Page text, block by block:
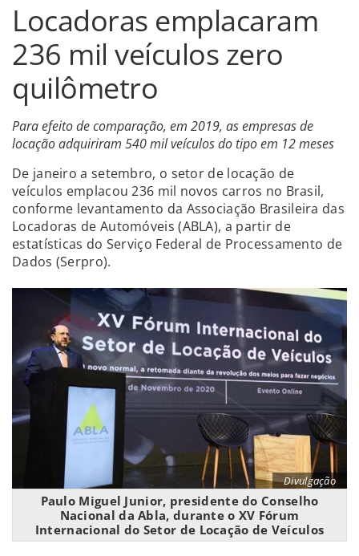
Locadoras emplacaram
236 mil veículos zero
quilômetro
Para efeito de comparação, em 2019, as empresas de
locação adquiriram 540 mil veículos do tipo em 12 meses
De janeiro a setembro, o setor de locação de
veículos emplacou 236 mil novos carros no Brasil,
conforme levantamento da Associação Brasileira das
Locadoras de Automóveis (ABLA), a partir de
estatísticas do Serviço Federal de Processamento de
Dados (Serpro).
Divulgação
Paulo Miguel Junior, presidente do Conselho
Nacional da Abla, durante o XV Fórum
Internacional do Setor de Locação de Veículos